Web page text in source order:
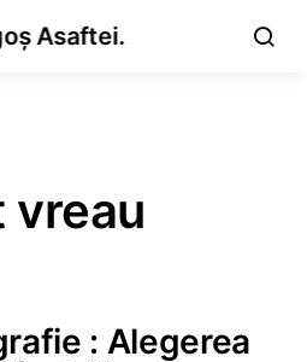
Asaftei.
vreau
: Alegerea